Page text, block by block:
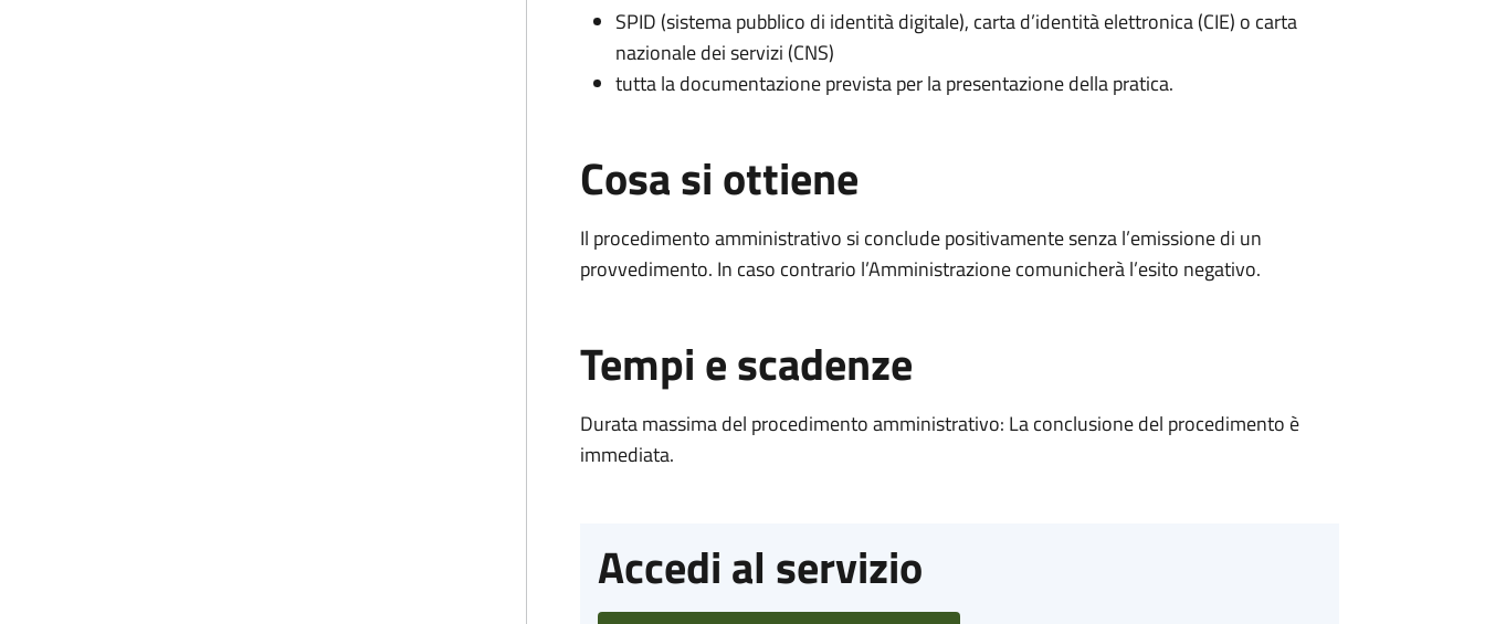
SPID (sistema pubblico di identità digitale), carta d’identità elettronica (CIE) o carta
nazionale dei servizi (CNS)
tutta la documentazione prevista per la presentazione della pratica.
Cosa si ottiene
Il procedimento amministrativo si conclude positivamente senza l’emissione di un
provvedimento. In caso contrario l’Amministrazione comunicherà l’esito negativo.
Tempi e scadenze
Durata massima del procedimento amministrativo: La conclusione del procedimento è
immediata.
Accedi al servizio